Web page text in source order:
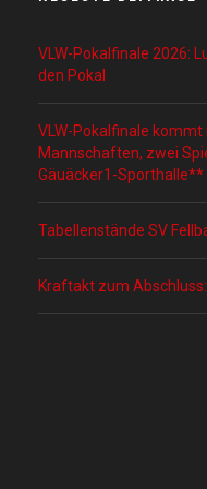
VLW-Pokalfinale 2026:
den Pokal
VLW-Pokalfinale
Mannschaften, zwei
Gäuäcker1-Sporthalle**
Tabellenstände SV
Kraftakt zum